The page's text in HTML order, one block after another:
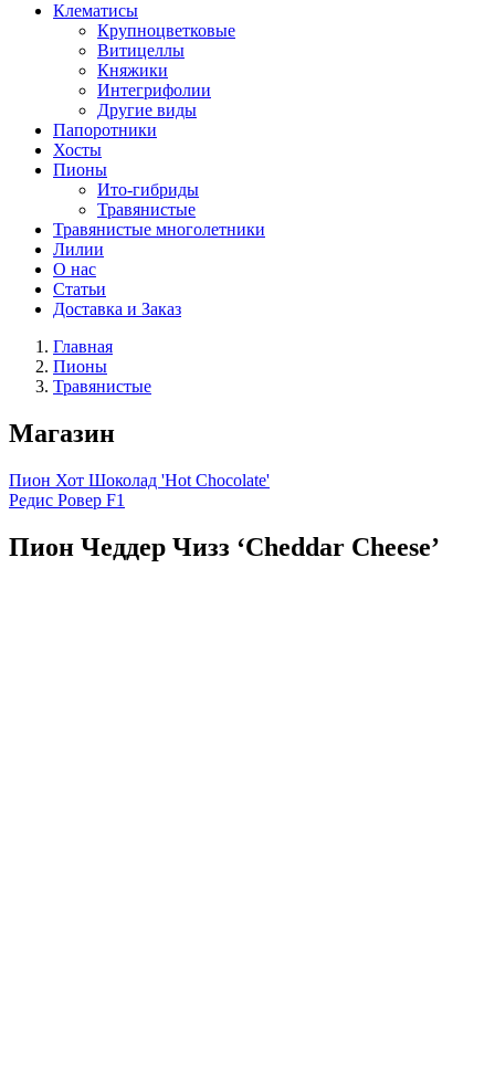
Клематисы
Крупноцветковые
Витицеллы
Княжики
Интегрифолии
Другие виды
Папоротники
Хосты
Пионы
Ито-гибриды
Травянистые
Травянистые многолетники
Лилии
О нас
Статьи
Доставка и Заказ
Главная
Пионы
Травянистые
Магазин
Пион Хот Шоколад 'Hot Chocolate'
Редис Ровер F1
Пион Чеддер Чизз ‘Cheddar Cheese’